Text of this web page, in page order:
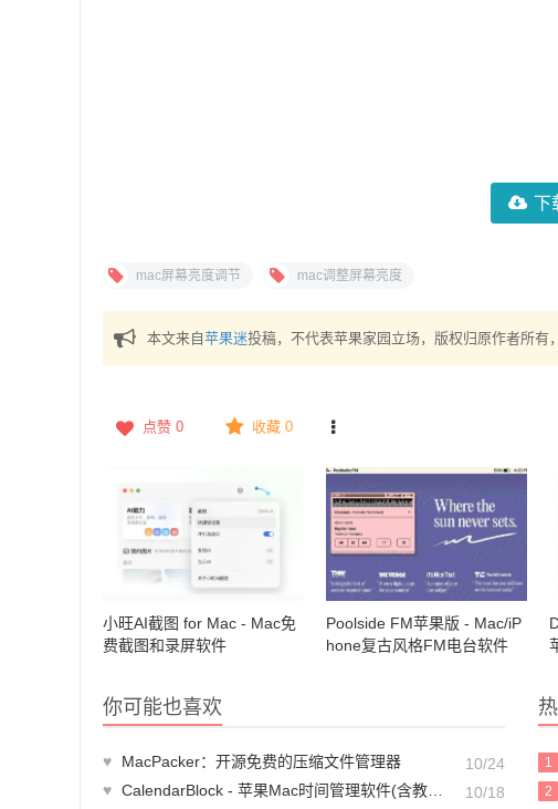
下
mac屏幕亮度调节 mac调整屏幕亮度
本文来自苹果迷投稿，不代表苹果家园立场，版权归原作者所有
点赞 0 收藏 0
小旺AI截图 for Mac - Mac免
费截图和录屏软件
Poolside FM苹果版 - Mac/iP
hone复古风格FM电台软件
你可能也喜欢
♥ MacPacker：开源免费的压缩文件管理器
10/24
♥ CalendarBlock - 苹果Mac时间管理软件(含教程)
10/18
1
2